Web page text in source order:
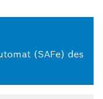
(SAFe) des